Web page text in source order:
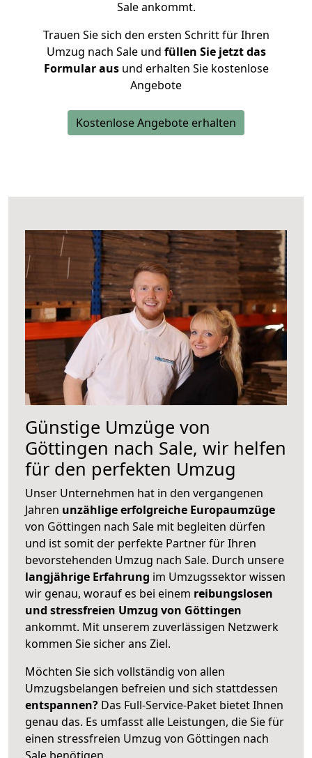
Sale ankommt.
Trauen Sie sich den ersten Schritt für Ihren
Umzug nach Sale und füllen Sie jetzt das
Formular ausund erhalten Sie kostenlose
Angebote
Kostenlose Angebote erhalten
Günstige Umzüge von
Göttingen nach Sale, wir helfen
für den perfekten Umzug
Unser Unternehmen hat in den vergangenen
Jahren unzählige erfolgreiche Europaumzüge
von Göttingen nach Sale mit begleiten dürfen
und ist somit der perfekte Partner für Ihren
bevorstehenden Umzug nach Sale. Durch unsere
langjährige Erfahrung im Umzugssektor wissen
wir genau, worauf es bei einem reibungslosen
und stressfreien Umzug von Göttingen
ankommt. Mit unserem zuverlässigen Netzwerk
kommen Sie sicher ans Ziel.
Möchten Sie sich vollständig von allen
Umzugsbelangen befreien und sich stattdessen
entspannen? Das Full-Service-Paket bietet Ihnen
genau das. Es umfasst alle Leistungen, die Sie für
einen stressfreien Umzug von Göttingen nach